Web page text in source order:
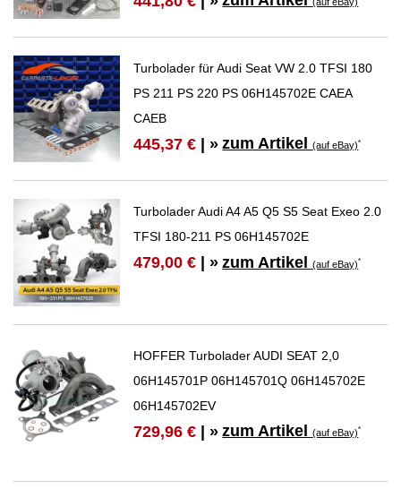
Turbolader für Audi Seat VW 2.0 TFSI 180
PS 211 PS 220 PS 06H145702E CAEA
CAEB
445,37 € | » zum Artikel(auf eBay)*
Turbolader Audi A4 A5 Q5 S5 Seat Exeo 2.0
TFSI 180-211 PS 06H145702E
479,00 € | » zum Artikel(auf eBay)*
HOFFER Turbolader AUDI SEAT 2,0
06H145701P 06H145701Q 06H145702E
06H145702EV
729,96 € | » zum Artikel(auf eBay)*